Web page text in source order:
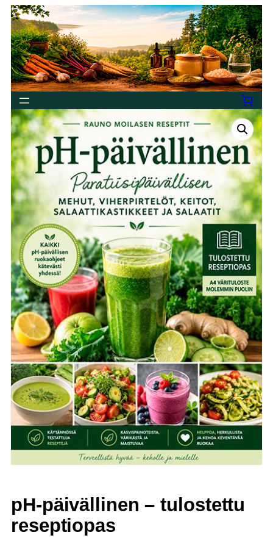
pH-päivällinen – tulostettu
reseptiopas